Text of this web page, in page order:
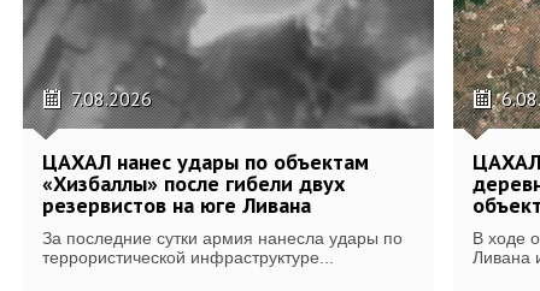
7.08.2026
ЦАХАЛ нанес удары по объектам
«Хизбаллы» после гибели двух
резервистов на юге Ливана
За последние сутки армия нанесла удары по
террористической инфраструктуре...
В ходе
Ливана